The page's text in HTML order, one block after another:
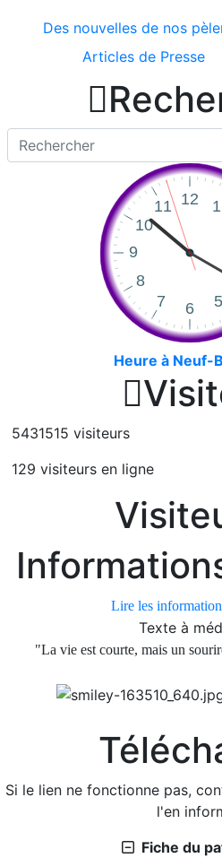
Des nouvelles de nos
Articles de Presse

Heure à Neuf-

5431515 visiteurs
129 visiteurs en ligne
Lire les
Texte à
"La vie est courte, mais un
Si le lien ne fonctionne pas,
l'en
Fiche du